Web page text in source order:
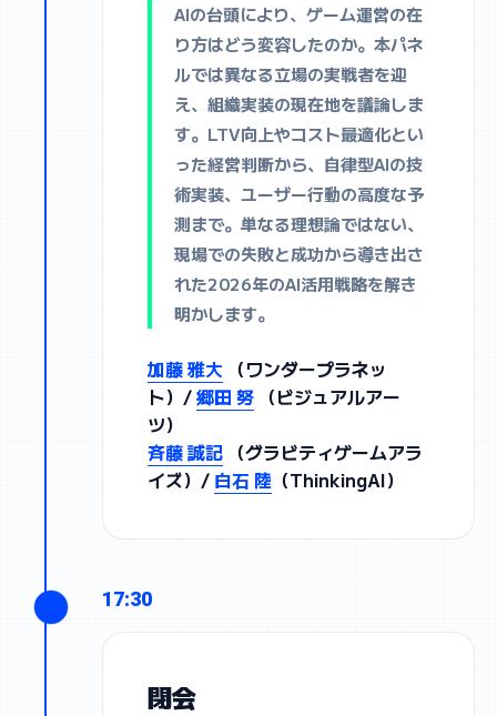
AIの台頭により、ゲーム運営の在
り方はどう変容したのか。本パネ
ルでは異なる立場の実戦者を迎
え、組織実装の現在地を議論しま
す。LTV向上やコスト最適化とい
った経営判断から、自律型AIの技
術実装、ユーザー行動の高度な予
測まで。単なる理想論ではない、
現場での失敗と成功から導き出さ
れた2026年のAI活用戦略を解き
明かします。
加藤 雅大 （ワンダープラネッ
ト）/郷田 努 （ビジュアルアー
ツ）
斉藤 誠記 （グラビティゲームアラ
イズ）/ 白石 陸 （ThinkingAI）
17:30
閉会